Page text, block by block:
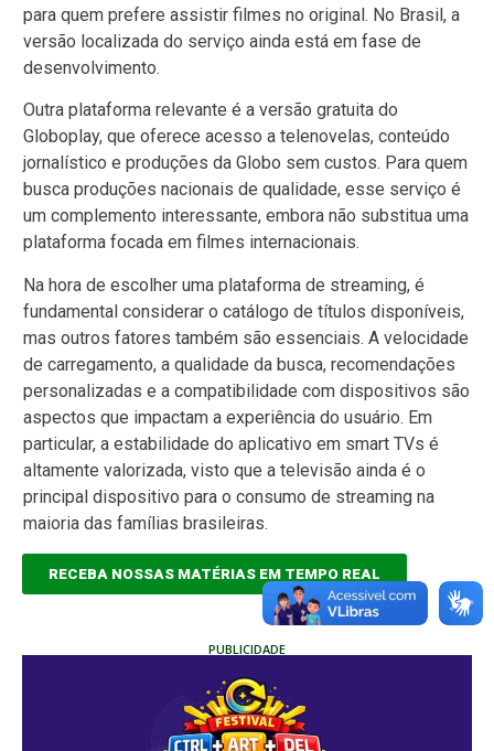
para quem prefere assistir filmes no original. No Brasil, a
versão localizada do serviço ainda está em fase de
desenvolvimento.
Outra plataforma relevante é a versão gratuita do
Globoplay, que oferece acesso a telenovelas, conteúdo
jornalístico e produções da Globo sem custos. Para quem
busca produções nacionais de qualidade, esse serviço é
um complemento interessante, embora não substitua uma
plataforma focada em filmes internacionais.
Na hora de escolher uma plataforma de streaming, é
fundamental considerar o catálogo de títulos disponíveis,
mas outros fatores também são essenciais. A velocidade
de carregamento, a qualidade da busca, recomendações
personalizadas e a compatibilidade com dispositivos são
aspectos que impactam a experiência do usuário. Em
particular, a estabilidade do aplicativo em smart TVs é
altamente valorizada, visto que a televisão ainda é o
principal dispositivo para o consumo de streaming na
maioria das famílias brasileiras.
RECEBA NOSSAS MATÉRIAS EM TEMPO REAL
PUBLICIDADE